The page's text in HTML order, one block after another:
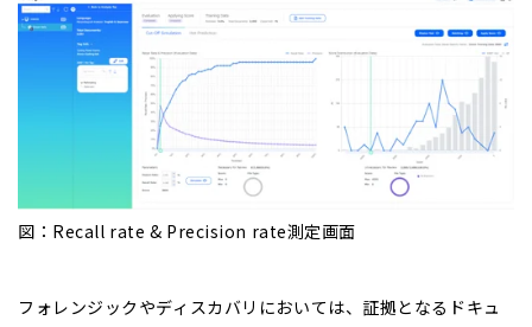
図：Recall rate & Precision rate測定画面
フォレンジックやディスカバリにおいては、証拠となるドキュ